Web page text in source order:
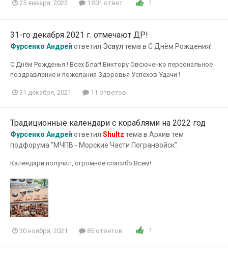
25 января, 2022 1 001 ответ 1
31-го декабря 2021 г. отмечают ДР!
Фурсенко Андрей ответил Эсаул тема в С Днём Рождения!
С Днём Рожденья ! Всех Благ! Виктору Овсюченко персональное
поздравление и пожелания Здоровья Успехов Удачи !
31 декабря, 2021 11 ответов
Традиционные календари с кораблями на 2022 год
Фурсенко Андрей ответил Shultz тема в Архив тем
подфорума "МЧПВ - Морские Части Погранвойск".
Календари получил, огромное спасибо Всем!
30 ноября, 2021 85 ответов 1